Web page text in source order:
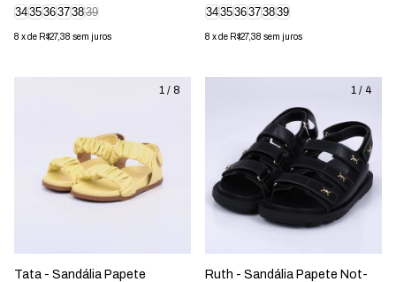
343536373839
8 xde R$27,38 sem juros
343536373839
8 xde R$27,38 sem juros
1 / 8
Tata - Sandália Papete
1 / 4
Ruth - Sandália Papete Not-